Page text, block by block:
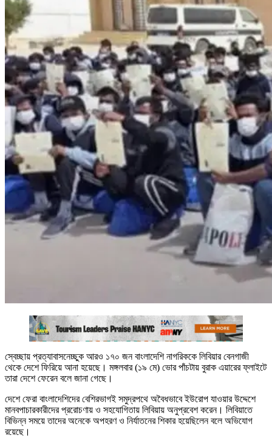
স্বেচ্ছায় প্রত্যাবাসনেচ্ছুক আরও ১৭০ জন বাংলাদেশি নাগরিককে লিবিয়ার বেনগাজী
থেকে দেশে ফিরিয়ে আনা হয়েছে। মঙ্গলবার (১৯ মে) ভোর পাঁচটায় বুরাক এয়ারের ফ্লাইটে
তারা দেশে ফেরেন বলে জানা গেছে।
দেশে ফেরা বাংলাদেশিদের বেশিরভাগই সমুদ্রপথে অবৈধভাবে ইউরোপ যাওয়ার উদ্দেশে
মানবপাচারকারীদের প্ররোচণায় ও সহযোগিতায় লিবিয়ায় অনুপ্রবেশ করেন। লিবিয়াতে
বিভিন্ন সময়ে তাদের অনেকে অপহরণ ও নির্যাতনের শিকার হয়েছিলেন বলে অভিযোগ
রয়েছে।